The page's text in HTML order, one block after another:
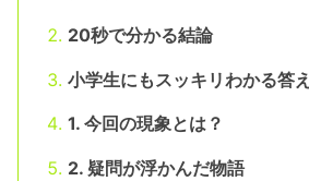
20秒で分かる結論
小学生にもスッキリわかる答え
1. 今回の現象とは？
2. 疑問が浮かんだ物語